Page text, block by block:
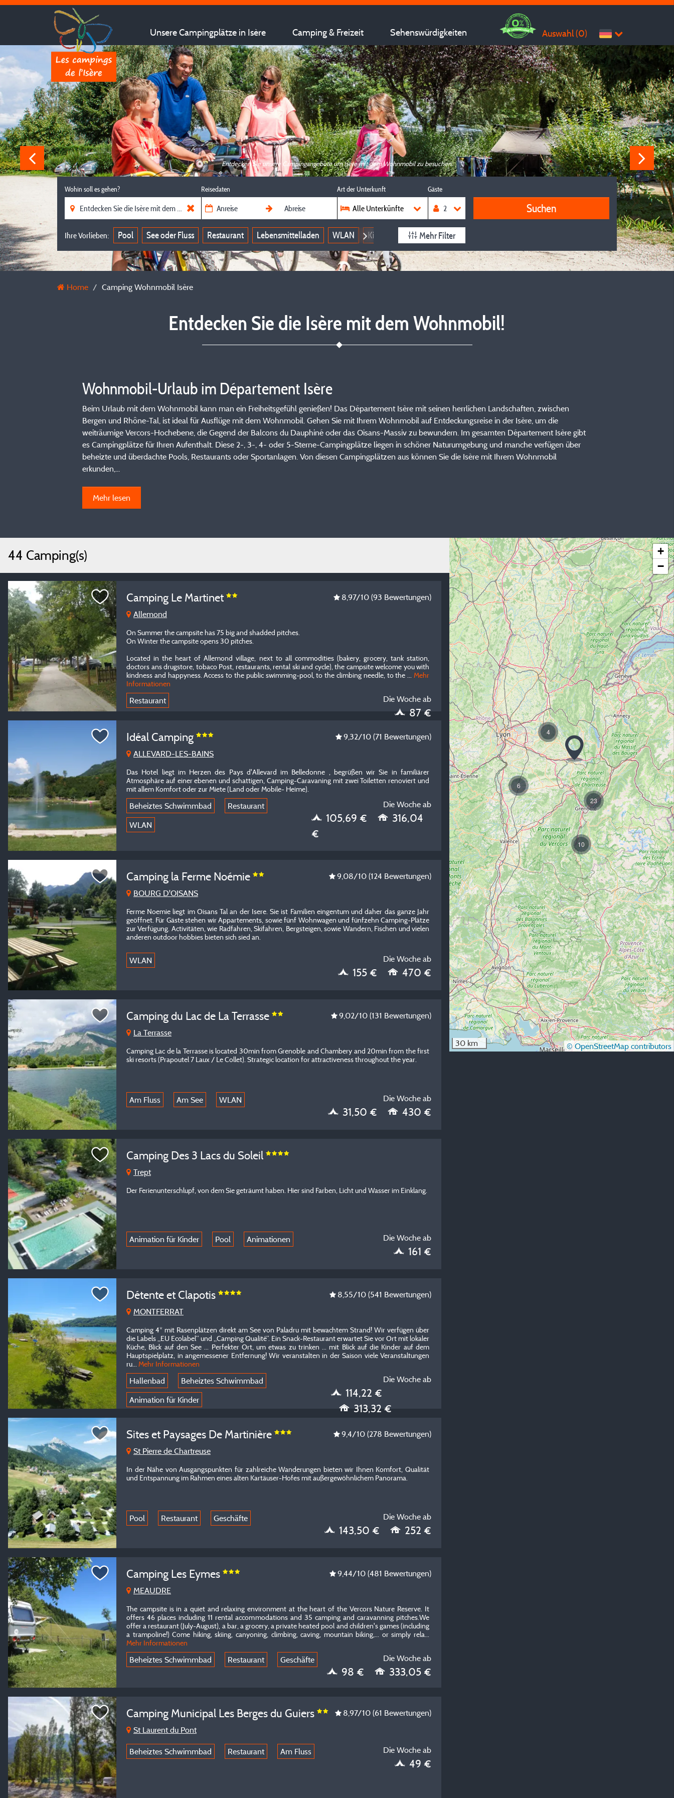
Unsere Campingplätze in Isère Camping & Freizeit Sehenswürdigkeiten Auswahl (0)
Entdecken Sie unsere Campingangebote um Isère mit dem Wohnmobil zu besuchen.
Wohin soll es gehen? Reisedaten Art der Unterkunft
Alle Unterkünfte
Gäste
Suchen
Ihre Vorlieben: Pool See oder Fluss Restaurant Lebensmittelladen WLAN Kinderclub Tiere willkommen 4 Sterne 3
Mehr Filter
Home Camping Wohnmobil Isère
Entdecken Sie die Isère mit dem Wohnmobil!
Wohnmobil-Urlaub im Département Isère
Beim Urlaub mit dem Wohnmobil kann man ein Freiheitsgefühl genießen! Das Département Isère mit seinen herrlichen Landschaften, zwischen
Bergen und Rhône-Tal, ist ideal für Ausflüge mit dem Wohnmobil. Gehen Sie mit Ihrem Wohnmobil auf Entdeckungsreise in der Isère, um die
weiträumige Vercors-Hochebene, die Gegend der Balcons du Dauphiné oder das Oisans-Massiv zu bewundern. Im gesamten Département Isère gibt
es Campingplätze für Ihren Aufenthalt. Diese 2-, 3-, 4- oder 5-Sterne-Campingplätze liegen in schöner Naturumgebung und manche verfügen über
beheizte und überdachte Pools, Restaurants oder Sportanlagen. Von diesen Campingplätzen aus können Sie die Isère mit Ihrem Wohnmobil
erkunden,...
Mehr lesen
44 Camping(s)
Camping Le Martinet
Allemond
8,97/10 (93 Bewertungen)
On Summer the campsite has 75 big and shadded pitches.
On Winter the campsite opens 30 pitches.
Located in the heart of Allemond village, next to all commodities (bakery, grocery, tank station,
doctors ans drugstore, tobaco Post, restaurants, rental ski and cycle), the campsite welcome you with
kindness and happyness. Access to the public swimming-pool, to the climbing needle, to the
...Mehr
Informationen
Restaurant Die Woche ab
87 €
Idéal Camping
ALLEVARD-LES-BAINS
9,32/10 (71 Bewertungen)
Das Hotel liegt im Herzen des Pays d'Allevard im Belledonne , begrüßen wir Sie in familiärer
Atmosphäre auf einer ebenen und schattigen, Camping-Caravaning mit zwei Toiletten renoviert und
mit allem Komfort oder zur Miete (Land oder Mobile- Heime).
Beheiztes Schwimmbad
Restaurant
WLAN
Die Woche ab
105,69 €
316,04
€
Camping la Ferme Noémie
BOURG D'OISANS
9,08/10 (124 Bewertungen)
Ferme Noemie liegt im Oisans Tal an der Isere. Sie ist Familien eingentum und daher das ganze Jahr
geöffnet. Für Gäste stehen wir Appartements, sowie fünf Wohnwagen und fünfzehn Camping-Plätze
zur Verfügung. Activitäten, wie Radfahren, Skifahren, Bergsteigen, sowie Wandern, Fischen und vielen
anderen outdoor hobbies bieten sich sied an.
WLAN Die Woche ab
155 € 470 €
Camping du Lac de La Terrasse
La Terrasse
9,02/10 (131 Bewertungen)
Camping Lac de la Terrasse is located 30min from Grenoble and Chambery and 20min from the first
ski resorts (Prapoutel 7 Laux / Le Collet). Strategic location for attractiveness throughout the year.
Am Fluss Am See WLAN Die Woche ab
31,50 € 430 €
Camping Des 3 Lacs du Soleil
Trept
Der Ferienunterschlupf, von dem Sie geträumt haben. Hier sind Farben, Licht und Wasser im Einklang.
Animation für Kinder Pool Animationen Die Woche ab
161 €
Détente et Clapotis
MONTFERRAT
8,55/10 (541 Bewertungen)
Camping 4* mit Rasenplätzen direkt am See von Paladru mit bewachtem Strand! Wir verfügen über
die Labels „EU Ecolabel“ und „Camping Qualité“. Ein Snack-Restaurant erwartet Sie vor Ort mit lokaler
Küche, Blick auf den See ... Perfekter Ort, um etwas zu trinken ... mit Blick auf die Kinder auf dem
Hauptspielplatz, in angemessener Entfernung! Wir veranstalten in der Saison viele Veranstaltungen
ru... Mehr Informationen
Hallenbad
Beheiztes Schwimmbad
Animation für Kinder
Die Woche ab
114,22 €
313,32 €
Sites et Paysages De Martinière
St Pierre de Chartreuse
9,4/10 (278 Bewertungen)
In der Nähe von Ausgangspunkten für zahlreiche Wanderungen bieten wir Ihnen Komfort, Qualität
und Entspannung im Rahmen eines alten Kartäuser-Hofes mit außergewöhnlichem Panorama.
Pool Restaurant Geschäfte Die Woche ab
143,50 € 252 €
Camping Les Eymes
MEAUDRE
9,44/10 (481 Bewertungen)
The campsite is in a quiet and relaxing environment at the heart of the Vercors Nature Reserve. It
offers 46 places including 11 rental accommodations and 35 camping and caravanning pitches.We
offer a restaurant (July-August), a bar, a grocery, a private heated pool and children's games (including
a trampoline!) Come hiking, skiing, canyoning, climbing, caving, mountain biking,... or simply rela...
Mehr Informationen
Beheiztes Schwimmbad Restaurant Geschäfte Die Woche ab
98 € 333,05 €
Camping Municipal Les Berges du Guiers
St Laurent du Pont
8,97/10 (61 Bewertungen)
Beheiztes Schwimmbad Restaurant Am Fluss Die Woche ab
49 €
6
4
10
23
+
−
30 km © OpenStreetMap contributors